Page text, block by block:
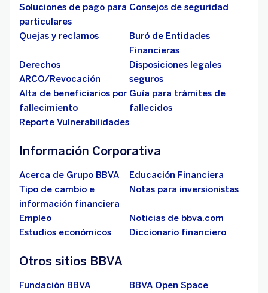
Soluciones de pago para
particulares
Consejos de seguridad
Quejas y reclamos
Buró de Entidades
Financieras
Derechos
ARCO/Revocación
Disposiciones legales
seguros
Alta de beneficiarios por
fallecimiento
Guía para trámites de
fallecidos
Reporte Vulnerabilidades
Información Corporativa
Acerca de Grupo BBVA
Educación Financiera
Tipo de cambio e
información financiera
Notas para inversionistas
Empleo
Noticias de bbva.com
Estudios económicos
Diccionario financiero
Otros sitios BBVA
Fundación BBVA
BBVA Open Space